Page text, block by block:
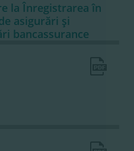
la Înregistrarea în
asigurări şi
bancassurance